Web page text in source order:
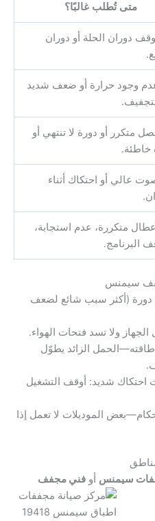
متى تُطلب غالبًا؟
دوران الحلة أو دوران
وجود حرارة أو ضعف شديد
متكرر أو دورة لا تنتهي أو
خاطئة.
عالي أو احتكاك أثناء
متكررة، عدم استجابة،
البرنامج.
سيمنس
دورة (أكثر سبب شائع لضعف
ولا تسد فتحات الهواء.
الزائد يطوّل
احتكاك شديد: أوقف التشغيل
الموديلات لا تعمل إذا
سيمنس أو فني مجفف